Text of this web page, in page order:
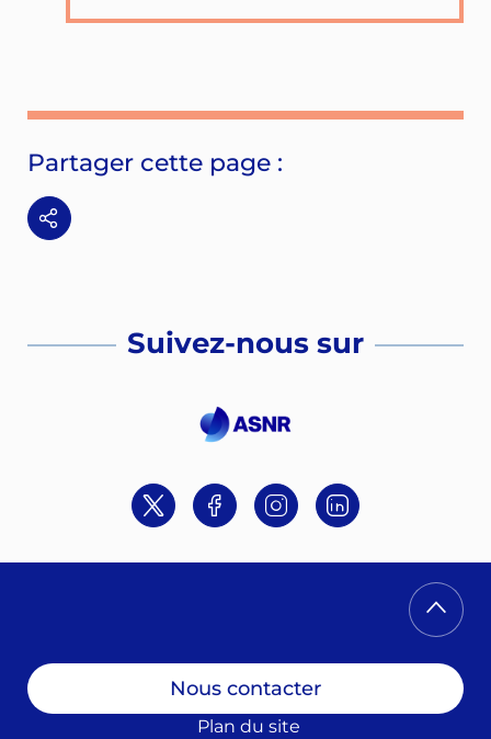
Partager cette page :
Suivez-nous sur
TwitterFacebookInstagramLinkedin
Nous contacter
Plan du site